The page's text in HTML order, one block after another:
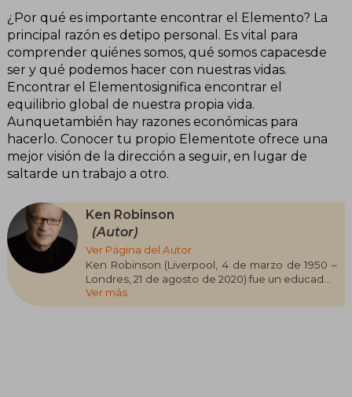
¿Por qué es importante encontrar el Elemento? La
principal razón es detipo personal. Es vital para
comprender quiénes somos, qué somos capacesde
ser y qué podemos hacer con nuestras vidas.
Encontrar el Elementosignifica encontrar el
equilibrio global de nuestra propia vida.
Aunquetambién hay razones económicas para
hacerlo. Conocer tu propio Elementote ofrece una
mejor visión de la dirección a seguir, en lugar de
saltarde un trabajo a otro.
Ken Robinson
(Autor)
Ver Página del Autor
Ken Robinson (Liverpool, 4 de marzo de 1950 –
Londres, 21 de agosto de 2020) fue un educador,
escritor y conferencista británico, reconocido
mundialmente por sus aportes innovadores en
Ver más